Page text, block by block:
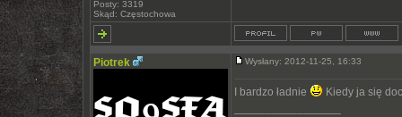
Posty: 3319
Skąd: Częstochowa
Piotrek Wysłany: 2012-11-25, 16:33
I bardzo ładnie
Kiedy ja się